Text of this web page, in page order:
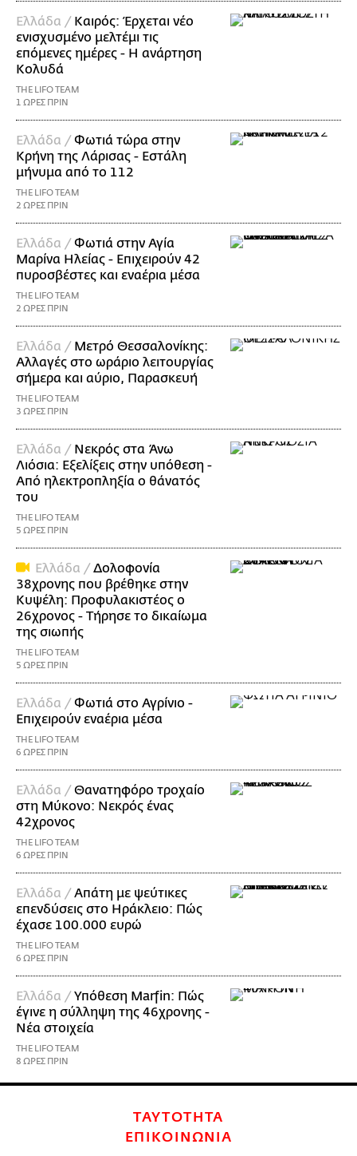
Ελλάδα / Καιρός: Έρχεται νέο
ενισχυσμένο μελτέμι τις
επόμενες ημέρες - Η ανάρτηση
Κολυδά
THE LIFO TEAM
1 ΩΡΕΣ ΠΡΙΝ
Ελλάδα / Φωτιά τώρα στην
Κρήνη της Λάρισας - Εστάλη
μήνυμα από το 112
THE LIFO TEAM
2 ΩΡΕΣ ΠΡΙΝ
Ελλάδα / Φωτιά στην Αγία
Μαρίνα Ηλείας - Επιχειρούν 42
πυροσβέστες και εναέρια μέσα
THE LIFO TEAM
2 ΩΡΕΣ ΠΡΙΝ
Ελλάδα / Μετρό Θεσσαλονίκης:
Αλλαγές στο ωράριο λειτουργίας
σήμερα και αύριο, Παρασκευή
THE LIFO TEAM
3 ΩΡΕΣ ΠΡΙΝ
Ελλάδα / Νεκρός στα Άνω
Λιόσια: Εξελίξεις στην υπόθεση -
Από ηλεκτροπληξία ο θάνατός
του
THE LIFO TEAM
5 ΩΡΕΣ ΠΡΙΝ
Ελλάδα / Δολοφονία
38χρονης που βρέθηκε στην
Κυψέλη: Προφυλακιστέος ο
26χρονος - Τήρησε το δικαίωμα
της σιωπής
THE LIFO TEAM
5 ΩΡΕΣ ΠΡΙΝ
Ελλάδα / Φωτιά στο Αγρίνιο -
Επιχειρούν εναέρια μέσα
THE LIFO TEAM
6 ΩΡΕΣ ΠΡΙΝ
Ελλάδα / Θανατηφόρο τροχαίο
στη Μύκονο: Νεκρός ένας
42χρονος
THE LIFO TEAM
6 ΩΡΕΣ ΠΡΙΝ
Ελλάδα / Απάτη με ψεύτικες
επενδύσεις στο Ηράκλειο: Πώς
έχασε 100.000 ευρώ
THE LIFO TEAM
6 ΩΡΕΣ ΠΡΙΝ
Ελλάδα / Υπόθεση Marfin: Πώς
έγινε η σύλληψη της 46χρονης -
Νέα στοιχεία
THE LIFO TEAM
8 ΩΡΕΣ ΠΡΙΝ
ΤΑΥΤΟΤΗΤΑ
ΕΠΙΚΟΙΝΩΝΙΑ